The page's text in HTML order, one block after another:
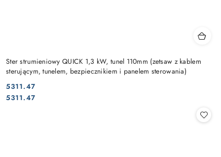
Ster strumieniowy QUICK 1,3 kW, tunel 110mm (zetsaw z kablem
sterującym, tunelem, bezpiecznikiem i panelem sterowania)
Cena:
5311.47
Cena:
5311.47